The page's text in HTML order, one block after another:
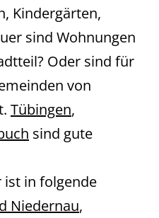
Kindergärten,
sind Wohnungen
Oder sind für
von
Tübingen,
sind gute
ist in folgende
Niedernau,